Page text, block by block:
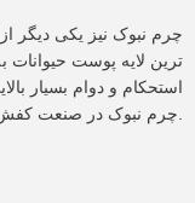
چرم نبوک نیز یکی دیگر
ترین لایه پوست
استحکام و دوام بسیار
چرم نبوک در صنعت کفش و بوت استفاده می شود.